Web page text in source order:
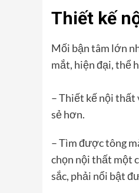
Thiết kế
Mối bận tâm lớn
mắt, hiện đại, thể
– Thiết kế nội thất
sẻ hơn.
– Tìm được tông
chọn nội thất một
sắc, phải nổi bật